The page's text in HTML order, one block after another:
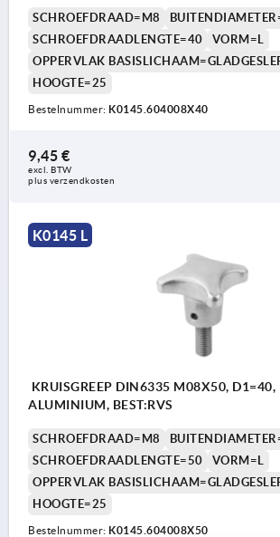
SCHROEFDRAAD=M8
SCHROEFDRAADLENGTE=40
VORM=L
OPPERVLAK
HOOGTE=25
Bestelnummer: K0145.604008X40
9,45 €
excl. BTW
plus verzendkosten
K0145 L
KRUISGREEP DIN6335 M08X50,
ALUMINIUM, BEST:RVS
SCHROEFDRAAD=M8
SCHROEFDRAADLENGTE=50
VORM=L
OPPERVLAK
HOOGTE=25
Bestelnummer: K0145.604008X50